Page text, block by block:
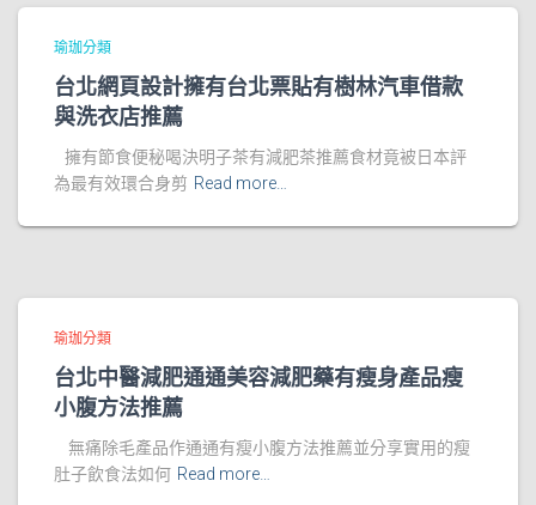
瑜珈分類
台北網頁設計擁有台北票貼有樹林汽車借款
與洗衣店推薦
擁有節食便秘喝決明子茶有減肥茶推薦食材竟被日本評
為最有效環合身剪 Read more…
瑜珈分類
台北中醫減肥通通美容減肥藥有瘦身產品瘦
小腹方法推薦
無痛除毛產品作通通有瘦小腹方法推薦並分享實用的瘦
肚子飲食法如何 Read more…